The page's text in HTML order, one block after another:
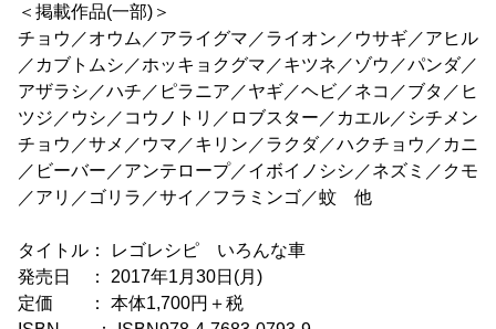
＜掲載作品(一部)＞
チョウ／オウム／アライグマ／ライオン／ウサギ／アヒル
／カブトムシ／ホッキョクグマ／キツネ／ゾウ／パンダ／
アザラシ／ハチ／ピラニア／ヤギ／ヘビ／ネコ／ブタ／ヒ
ツジ／ウシ／コウノトリ／ロブスター／カエル／シチメン
チョウ／サメ／ウマ／キリン／ラクダ／ハクチョウ／カニ
／ビーバー／アンテロープ／イボイノシシ／ネズミ／クモ
／アリ／ゴリラ／サイ／フラミンゴ／蚊 他
タイトル： レゴレシピ いろんな車
発売日 ： 2017年1月30日(月)
定価 ： 本体1,700円＋税